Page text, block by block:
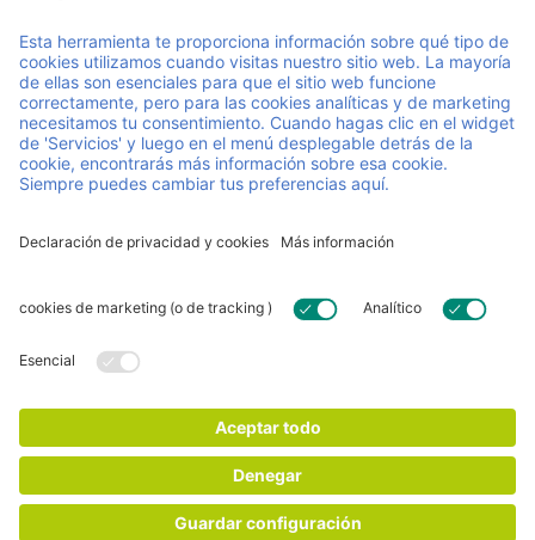
un sistema de pooling reutilizable, combinando un servicio
personalizado con una innovación continua. Nos
aseguramos de que tus operaciones sean ágiles y se
desarrollen sin problemas, para que puedas centrarte en
dirigir tu negocio.
FAQ
Certificados
© 2026 Faber Group
Registro Declaración de privacidad y cookies